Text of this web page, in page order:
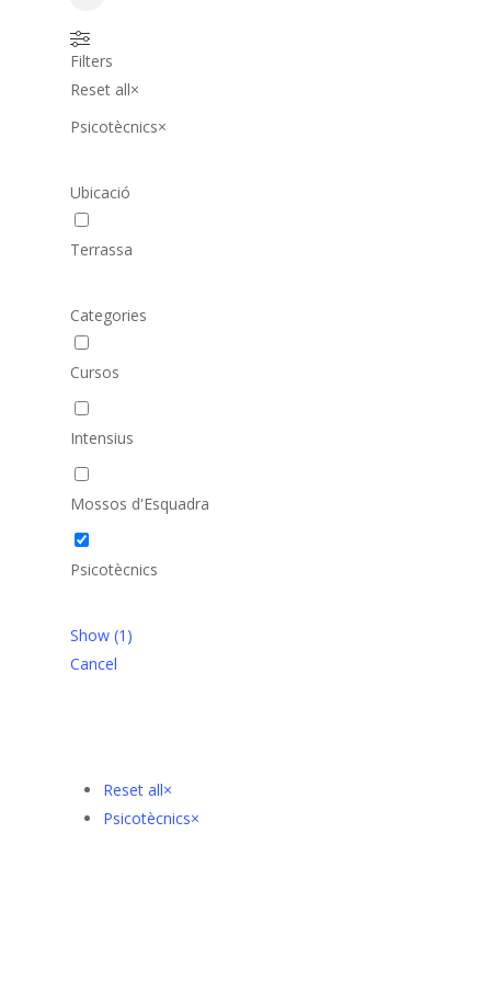
Filters
Filters
Reset all×
Psicotècnics×
Ubicació
Terrassa
Categories
Cursos
Intensius
Mossos d'Esquadra
Psicotècnics
Show (1 )
Cancel
Reset all×
Psicotècnics×